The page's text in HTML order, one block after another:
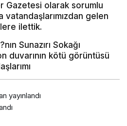
Gazetesi olarak sorumlu
vatandaşlarımızdan gelen
ilettik.
Sunazırı Sokağı
duvarının kötü görüntüsü
yayınlandı